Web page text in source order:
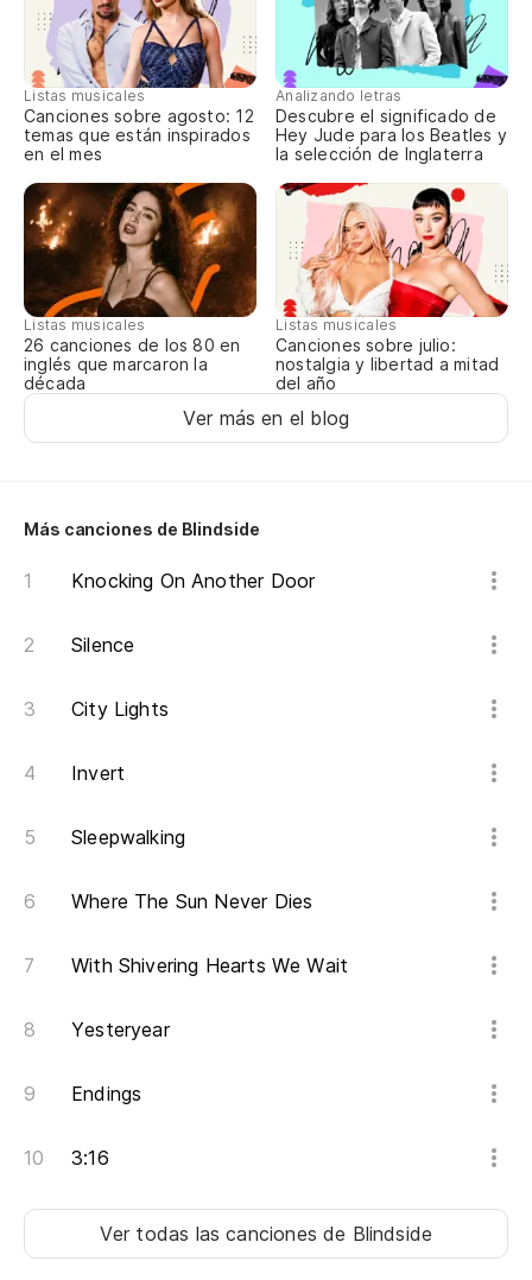
Listas musicales
Canciones sobre agosto: 12
temas que están inspirados
en el mes
Analizando letras
Descubre el significado de
Hey Jude para los Beatles y
la selección de Inglaterra
Listas musicales
26 canciones de los 80 en
inglés que marcaron la
década
Listas musicales
Canciones sobre julio:
nostalgia y libertad a mitad
del año
Ver más en el blog
Más canciones de Blindside
Knocking On Another Door
Silence
City Lights
Invert
Sleepwalking
Where The Sun Never Dies
With Shivering Hearts We Wait
Yesteryear
Endings
3:16
Ver todas las cancionesde Blindside